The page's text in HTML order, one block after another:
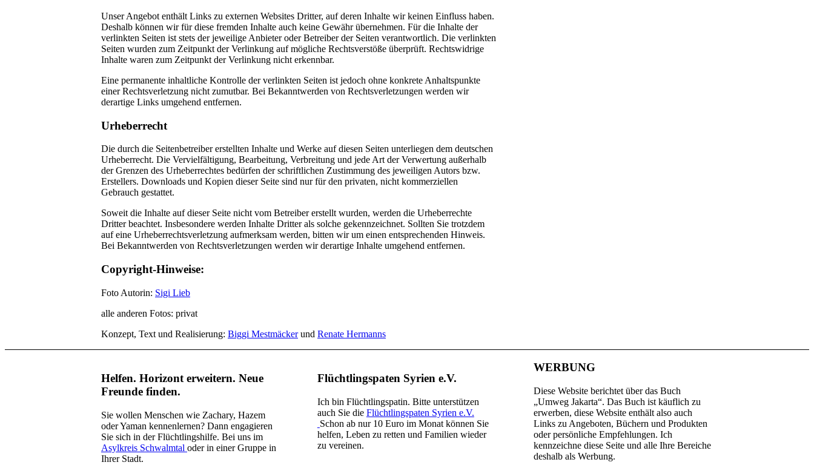
Unser Angebot enthält Links zu externen Websites Dritter, auf deren Inhalte wir keinen Einfluss haben.
Deshalb können wir für diese fremden Inhalte auch keine Gewähr übernehmen. Für die Inhalte der
verlinkten Seiten ist stets der jeweilige Anbieter oder Betreiber der Seiten verantwortlich. Die verlinkten
Seiten wurden zum Zeitpunkt der Verlinkung auf mögliche Rechtsverstöße überprüft. Rechtswidrige
Inhalte waren zum Zeitpunkt der Verlinkung nicht erkennbar.
Eine permanente inhaltliche Kontrolle der verlinkten Seiten ist jedoch ohne konkrete Anhaltspunkte
einer Rechtsverletzung nicht zumutbar. Bei Bekanntwerden von Rechtsverletzungen werden wir
derartige Links umgehend entfernen.
Urheberrecht
Die durch die Seitenbetreiber erstellten Inhalte und Werke auf diesen Seiten unterliegen dem deutschen
Urheberrecht. Die Vervielfältigung, Bearbeitung, Verbreitung und jede Art der Verwertung außerhalb
der Grenzen des Urheberrechtes bedürfen der schriftlichen Zustimmung des jeweiligen Autors bzw.
Erstellers. Downloads und Kopien dieser Seite sind nur für den privaten, nicht kommerziellen
Gebrauch gestattet.
Soweit die Inhalte auf dieser Seite nicht vom Betreiber erstellt wurden, werden die Urheberrechte
Dritter beachtet. Insbesondere werden Inhalte Dritter als solche gekennzeichnet. Sollten Sie trotzdem
auf eine Urheberrechtsverletzung aufmerksam werden, bitten wir um einen entsprechenden Hinweis.
Bei Bekanntwerden von Rechtsverletzungen werden wir derartige Inhalte umgehend entfernen.
Copyright-Hinweise:
Foto Autorin: Sigi Lieb
alle anderen Fotos: privat
Konzept, Text und Realisierung: Biggi Mestmäckerund Renate Hermanns
Helfen. Horizont erweitern. Neue
Freunde finden.
Sie wollen Menschen wie Zachary, Hazem
oder Yaman kennenlernen? Dann engagieren
Sie sich in der Flüchtlingshilfe. Bei uns im
Asylkreis Schwalmtal oder in einer Gruppe in
Ihrer Stadt.
Flüchtlingspaten Syrien e.V.
Ich bin Flüchtlingspatin. Bitte unterstützen
auch Sie die Flüchtlingspaten Syrien e.V.
Schon ab nur 10 Euro im Monat können Sie
helfen, Leben zu retten und Familien wieder
zu vereinen.
WERBUNG
Diese Website berichtet über das Buch
„Umweg Jakarta“. Das Buch ist käuflich zu
erwerben, diese Website enthält also auch
Links zu Angeboten, Büchern und Produkten
oder persönliche Empfehlungen. Ich
kennzeichne diese Seite und alle Ihre Bereiche
deshalb als Werbung.